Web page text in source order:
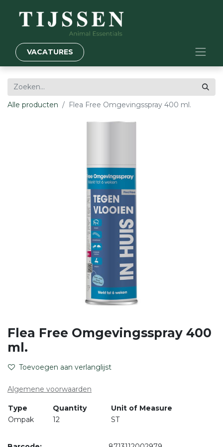
VACATURES
Alle producten Flea Free Omgevingsspray 400 ml.
Flea Free Omgevingsspray 400
ml.
Toevoegen aan verlanglijst
Algemene voorwaarden
Type Quantity
Unit of Measure
Ompak
12 ST